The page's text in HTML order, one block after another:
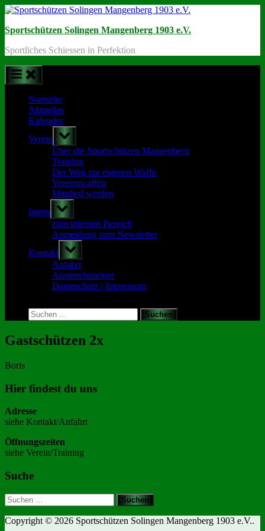
Skip
content
Sportschützen Solingen Mangenberg 1903 e.V.
Sportliches Schiessen in Perfektion
Startseite
Aktuelles
Kalender
Verein
Toggle
sub-
menu
Über die Sportschützen Mangenberg
Training
Der Weg zur eigenen Waffe
Vereinswaffen
Mitglied werden
Intern
Toggle
sub-
menu
zum internen Bereich
Anmeldung zum Newsletter
Kontakt
Toggle
sub-
menu
Anfahrt
Ansprechpartner
Datenschutz / Impressum
search
form
Suchen
nach:
Gastschützen 2x
Boris
Hier findest du uns
Adresse
siehe Kontakt/Anfahrt
Öffnungszeiten
siehe Verein/Training
Suche
Suchen
nach:
Copyright © 2026 Sportschützen Solingen Mangenberg 1903 e.V..